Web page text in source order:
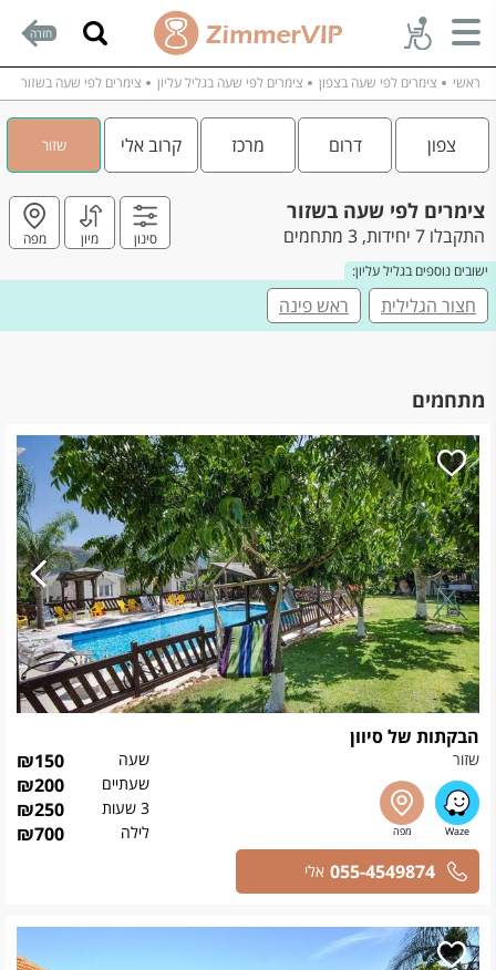
חזרה
ראשי צימרים לפי שעה בצפון צימרים לפי שעה בגליל עליון צימרים לפי שעה בשזור
צפון דרום מרכז קרוב אלי שזור
צימרים לפי שעה בשזור
התקבלו 7 יחידות, 3 מתחמים סינון מיון
מפה
ישובים נוספים בגליל עליון:
חצור הגלילית ראש פינה
מתחמים
הבקתות של סיוון
שזור שעה ₪150
שעתיים ₪200
3 שעות ₪250
לילה ₪700
055-4549874 אלי